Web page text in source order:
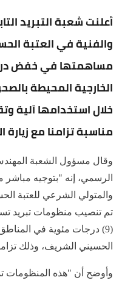
أعلنت شعبة التبريد
والفنية في العتبة
مساهمتها في خفض
الخارجية المحيطة
خلال استخدامها آلية
مناسبة تزامنا مع زيارة
وقال مسؤول الشعبة
الرسمي، إنه "بتوجيه مباشر
والمتولي الشرعي للعتبة
تم تنصيب منظومات تبريد
(9) درجات مئوية في
الحسيني الشريف، وذلك
وأوضح أن "هذه المنظومات